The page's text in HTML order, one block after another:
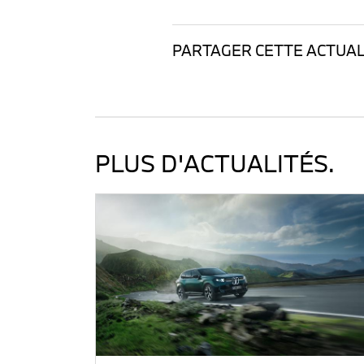
PARTAGER CETTE
PLUS D'ACTUALITÉS.